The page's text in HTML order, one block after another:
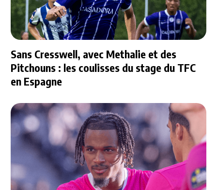
Sans Cresswell, avec Methalie et des
Pitchouns : les coulisses du stage du TFC
en Espagne